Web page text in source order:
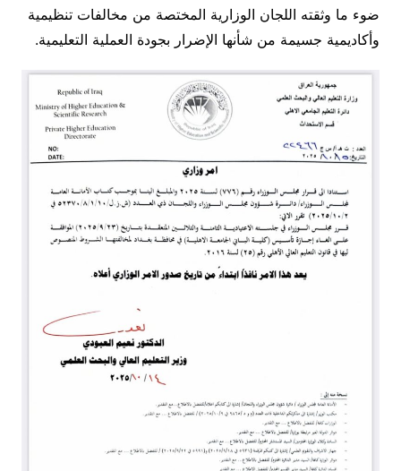
ضوء ما وثقته اللجان الوزارية المختصة من مخالفات تنظيمية
وأكاديمية جسيمة من شأنها الإضرار بجودة العملية التعليمية.